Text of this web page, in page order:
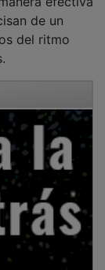
de un
del ritmo